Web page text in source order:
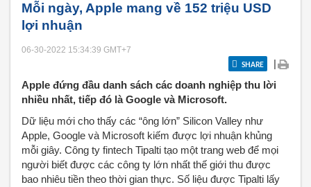
Mỗi ngày, Apple mang về 152 triệu USD
lợi nhuận
06-30-2022 15:34:39 GMT+7
SHARE
|
Apple đứng đầu danh sách các doanh nghiệp thu lời
nhiều nhất, tiếp đó là Google và Microsoft.
Dữ liệu mới cho thấy các “ông lớn” Silicon Valley như
Apple, Google và Microsoft kiếm được lợi nhuận khủng
mỗi giây. Công ty fintech Tipalti tạo một trang web để mọi
người biết được các công ty lớn nhất thế giới thu được
bao nhiêu tiền theo thời gian thực. Số liệu được Tipalti lấy